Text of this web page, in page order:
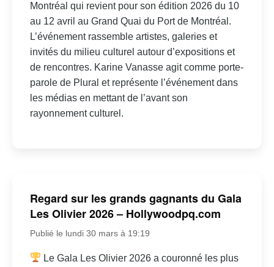
Montréal qui revient pour son édition 2026 du 10
au 12 avril au Grand Quai du Port de Montréal.
L’événement rassemble artistes, galeries et
invités du milieu culturel autour d’expositions et
de rencontres. Karine Vanasse agit comme porte-
parole de Plural et représente l’événement dans
les médias en mettant de l’avant son
rayonnement culturel.
Regard sur les grands gagnants du Gala
Les Olivier 2026 – Hollywoodpq.com
Publié le lundi 30 mars à 19:19
Le Gala Les Olivier 2026 a couronné les plus